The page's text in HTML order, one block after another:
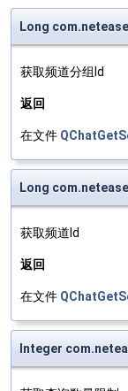
Long
获取频道分组Id
返回
在文件
Long
获取频道Id
返回
在文件
Integer